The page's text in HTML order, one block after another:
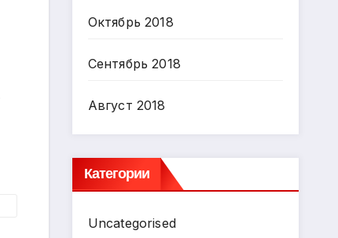
Октябрь 2018
Сентябрь 2018
Август 2018
Категории
Uncategorised